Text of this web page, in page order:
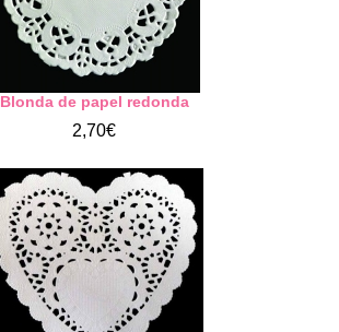
Blonda de papel redonda
2,70€